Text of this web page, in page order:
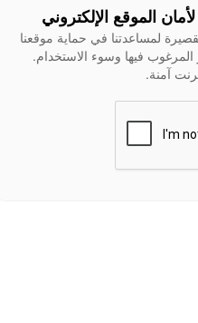
الموقع الإلكتروني
لمساعدتنا في حماية موقعنا
فيها وسوء الاستخدام.
آمنة.